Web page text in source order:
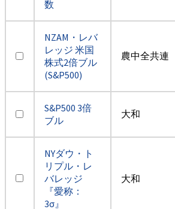
数
NZAM・レバ
レッジ 米国
株式2倍ブル
(S&P500)
農中全共連
S&P500 3倍
ブル
大和
NYダウ・ト
リプル・レ
バレッジ
『愛称：
3σ』
大和